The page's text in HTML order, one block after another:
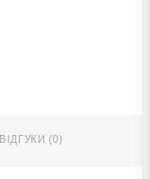
ВІДГУКИ (0)